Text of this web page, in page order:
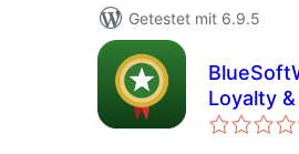
Getestet mit 6.9.5
Loyalty